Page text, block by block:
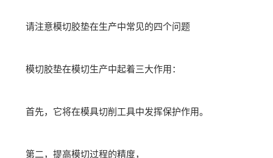
请注意模切胶垫在生产中常见的四个问题
模切胶垫在模切生产中起着三大作用：
首先，它将在模具切削工具中发挥保护作用。
第二，提高模切过程的精度，